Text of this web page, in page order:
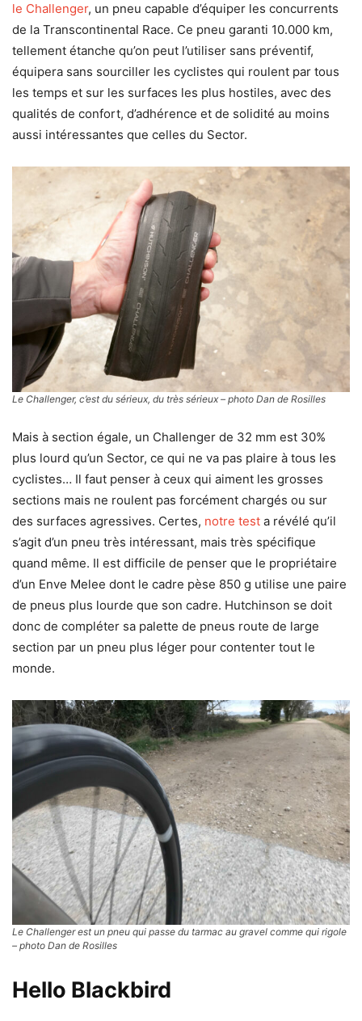
le Challenger, un pneu capable d’équiper les concurrents
de la Transcontinental Race. Ce pneu garanti 10.000 km,
tellement étanche qu’on peut l’utiliser sans préventif,
équipera sans sourciller les cyclistes qui roulent par tous
les temps et sur les surfaces les plus hostiles, avec des
qualités de confort, d’adhérence et de solidité au moins
aussi intéressantes que celles du Sector.
Le Challenger, c’est du sérieux, du très sérieux – photo Dan de Rosilles
Mais à section égale, un Challenger de 32 mm est 30%
plus lourd qu’un Sector, ce qui ne va pas plaire à tous les
cyclistes… Il faut penser à ceux qui aiment les grosses
sections mais ne roulent pas forcément chargés ou sur
des surfaces agressives. Certes, notre test a révélé qu’il
s’agit d’un pneu très intéressant, mais très spécifique
quand même. Il est difficile de penser que le propriétaire
d’un Enve Melee dont le cadre pèse 850 g utilise une paire
de pneus plus lourde que son cadre. Hutchinson se doit
donc de compléter sa palette de pneus route de large
section par un pneu plus léger pour contenter tout le
monde.
Le Challenger est un pneu qui passe du tarmac au gravel comme qui rigole
– photo Dan de Rosilles
Hello Blackbird